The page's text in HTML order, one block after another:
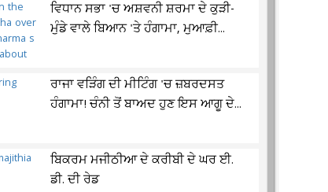
ਵਿਧਾਨ ਸਭਾ 'ਚ ਅਸ਼ਵਨੀ ਸ਼ਰਮਾ ਦੇ ਕੁੜੀ-
ਮੁੰਡੇ ਵਾਲੇ ਬਿਆਨ 'ਤੇ ਹੰਗਾਮਾ, ਮੁਆਫ਼ੀ...
ਰਾਜਾ ਵੜਿੰਗ ਦੀ ਮੀਟਿੰਗ 'ਚ ਜ਼ਬਰਦਸਤ
ਹੰਗਾਮਾ! ਚੰਨੀ ਤੋਂ ਬਾਅਦ ਹੁਣ ਇਸ ਆਗੂ ਦੇ...
ਬਿਕਰਮ ਮਜੀਠੀਆ ਦੇ ਕਰੀਬੀ ਦੇ ਘਰ ਈ.
ਡੀ. ਦੀ ਰੇਡ